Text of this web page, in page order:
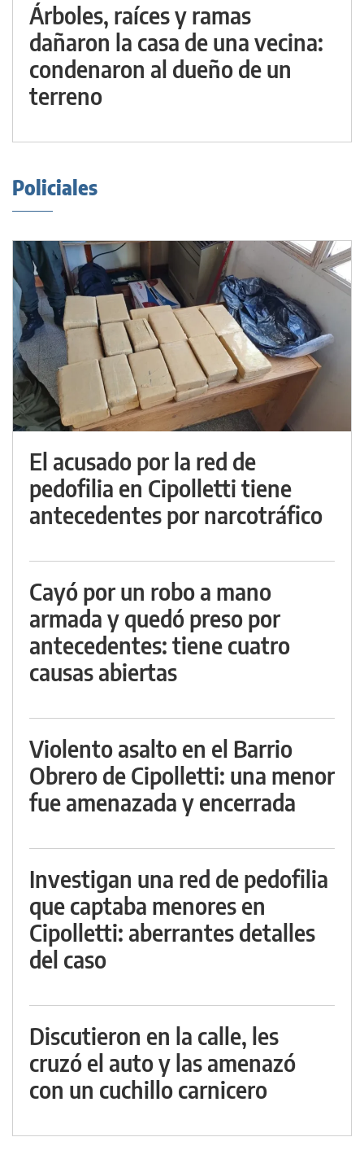
Árboles, raíces y ramas
dañaron la casa de una vecina:
condenaron al dueño de un
terreno
Policiales
El acusado por la red de
pedofilia en Cipolletti tiene
antecedentes por narcotráfico
Cayó por un robo a mano
armada y quedó preso por
antecedentes: tiene cuatro
causas abiertas
Violento asalto en el Barrio
Obrero de Cipolletti: una menor
fue amenazada y encerrada
Investigan una red de pedofilia
que captaba menores en
Cipolletti: aberrantes detalles
del caso
Discutieron en la calle, les
cruzó el auto y las amenazó
con un cuchillo carnicero